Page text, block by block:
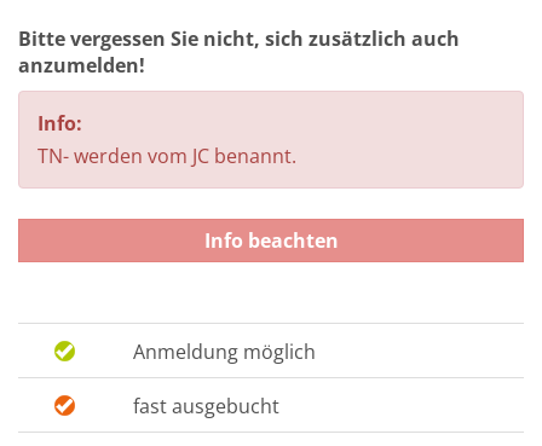
Bitte vergessen Sie nicht, sich zusätzlich auch
anzumelden!
Info:
TN- werden vom JC benannt.
Info beachten
Anmeldung möglich
fast ausgebucht